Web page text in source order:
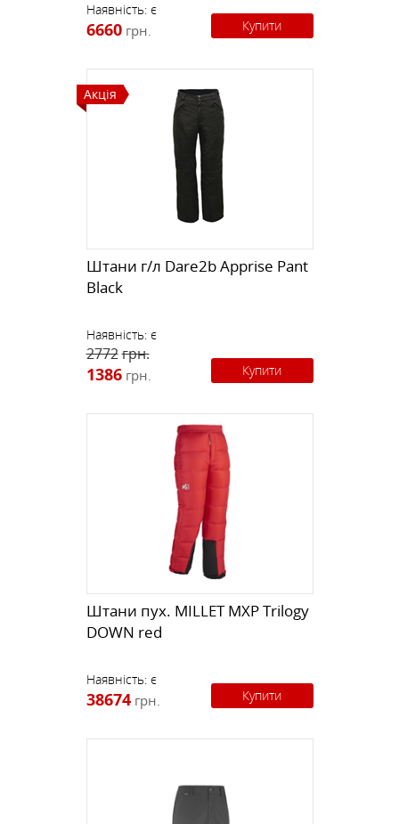
Наявність: є
6660 грн. Купити
Акція
Штани г/л Dare2b Apprise Pant
Black
Наявність: є
2772грн.
1386 грн. Купити
Штани пух. MILLET MXP Trilogy
DOWN red
Наявність: є
38674 грн. Купити